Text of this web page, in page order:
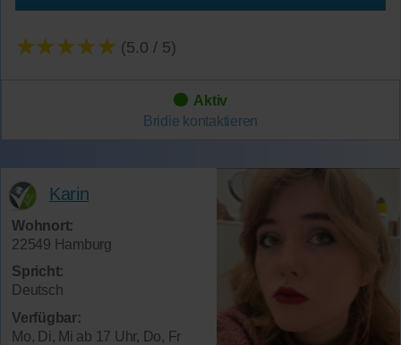
★★★★★ (5.0 / 5)
Aktiv
Bridie kontaktieren
Karin
Wohnort:
22549 Hamburg
Spricht:
Deutsch
Verfügbar:
Mo, Di, Mi ab 17 Uhr, Do, Fr